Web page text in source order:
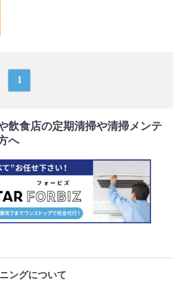
1
飲食店の定期清掃や清掃メンテ
へ
ングについて